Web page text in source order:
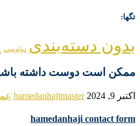
تگها:
بدون دسته‌بندی دولومیت
ممکن است دوست داشته
اکتبر 9, 2024 hamedanhajimaster
hamedanhaji contact form